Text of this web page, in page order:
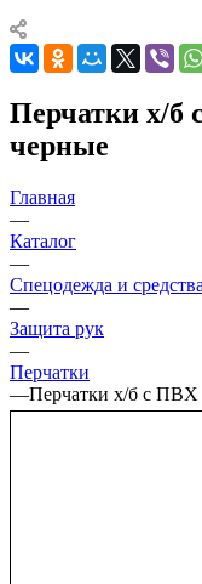
Перчатки х/б
черные
Главная
—
Каталог
—
Спецодежда и
—
Защита рук
—
Перчатки
—Перчатки х/б с ПВХ